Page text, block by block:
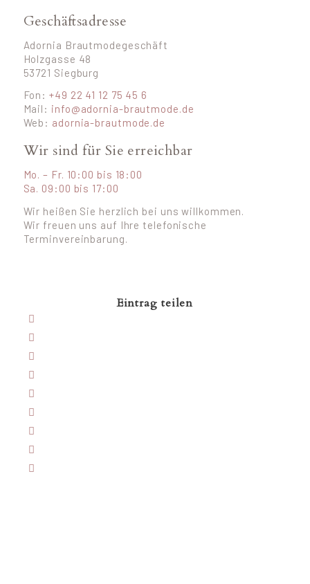
Geschäftsadresse
Adornia Brautmodegeschäft
Holzgasse 48
53721 Siegburg
Fon:+49 22 41 12 75 45 6
Mail: info@adornia-brautmode.de
Web: adornia-brautmode.de
Wir sind für Sie erreichbar
Mo. – Fr. 10:00 bis 18:00
Sa. 09:00 bis 17:00
Wir heißen Sie herzlich bei uns willkommen.
Wir freuen uns auf Ihre telefonische
Terminvereinbarung.
Eintrag teilen